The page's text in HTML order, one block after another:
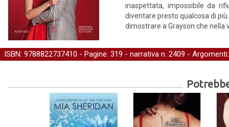
inaspettata, impossibile da
diventare presto qualcosa di
dimostrare a Grayson che nella
ISBN: 9788822737410 - Pagine: 319 - narrativa n. 2409 -